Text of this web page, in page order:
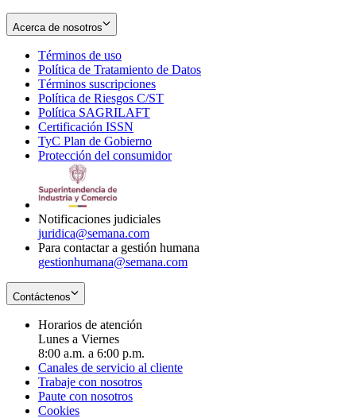
Acerca de nosotros
Términos de uso
in
new
window
Política de Tratamiento de Datos
Términos suscripciones
in
Política de Riesgos C/ST
Política SAGRILAFT
new
window
Certificación ISSN
in
new
TyC Plan de Gobierno
in
Protección del consumidorOpens
Notificaciones judiciales
juridica@semana.com
Para contactar a gestión humana
gestionhumana@semana.com
Contáctenos
Horarios de atención
Lunes a Viernes
8:00 a.m. a 6:00 p.m.
Canales de servicio al cliente
Trabaje con nosotros
Paute con nosotros
Cookies